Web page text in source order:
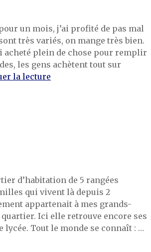
un mois, j’ai profité de pas mal
très variés, on mange très bien.
acheté plein de chose pour remplir
les gens achètent tout sur
la lecturede « La distance social »
d’habitation de 5 rangées
qui vivent là depuis 2
appartenait à mes grands-
Ici elle retrouve encore ses
lycée. Tout le monde se connaît : …
de mes parents »